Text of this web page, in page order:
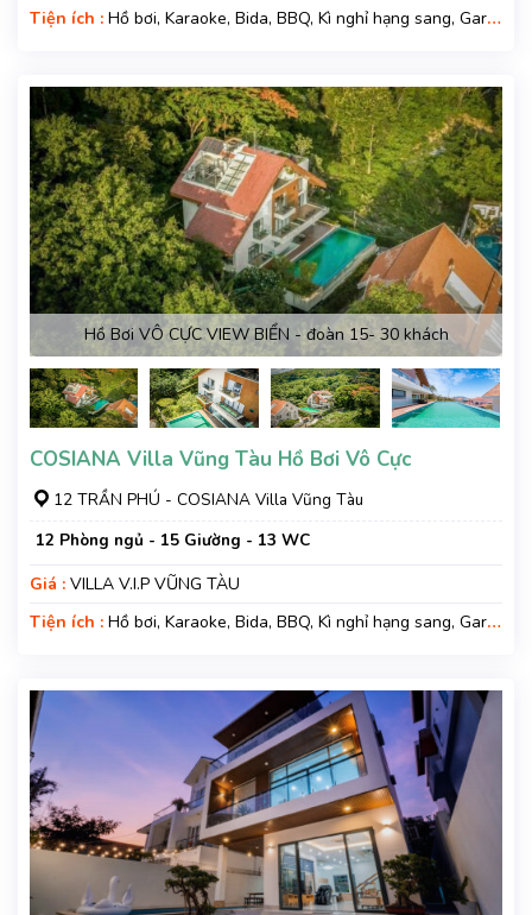
Tiện ích : Hồ bơi, Karaoke, Bida, BBQ, Kì nghỉ hạng sang, Gara
Hồ Bơi VÔ CỰC VIEW BIỂN - đoàn 15- 30 khách
COSIANA Villa Vũng Tàu Hồ Bơi Vô Cực
12 TRẦN PHÚ - COSIANA Villa Vũng Tàu
12 Phòng ngủ - 15 Giường - 13 WC
Giá : VILLA V.I.P VŨNG TÀU
Tiện ích : Hồ bơi, Karaoke, Bida, BBQ, Kì nghỉ hạng sang, Gara